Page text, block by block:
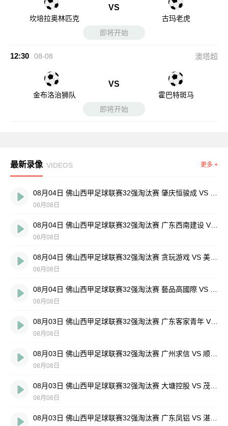
坎培拉奥林匹克
VS
古玛老虎
即将开始
12:30 08-08 澳塔超
金布洛治狮队
VS
霍巴特斑马
即将开始
最新录像 VIDEOS 更多 +
08月08日
08月04日 佛山西甲足球联赛32强淘汰赛 广东西南建设 VS 香港圣徒 全场录像
08月08日
08月08日
08月08日
08月03日 佛山西甲足球联赛32强淘汰赛 广东客家青年 VS 广州英华思力U17 全场录像
08月08日
08月08日
08月08日